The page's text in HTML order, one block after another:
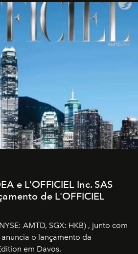
e L'OFFICIEL Inc. SAS
de L'OFFICIEL
AMTD, SGX: HKB) , junto com
anuncia o lançamento da
em Davos.